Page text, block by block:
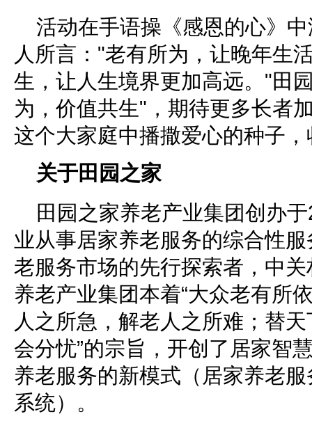
活动在手语操《感恩的心》
人所言："老有所为，让晚年生
生，让人生境界更加高远。"田
为，价值共生"，期待更多长者
这个大家庭中播撒爱心的种子
关于田园之家
田园之家养老产业集团创办
业从事居家养老服务的综合性
老服务市场的先行探索者，中
养老产业集团本着“大众老有所
人之所急，解老人之所难；替
会分忧”的宗旨，开创了居家智
养老服务的新模式（居家养老
系统）。